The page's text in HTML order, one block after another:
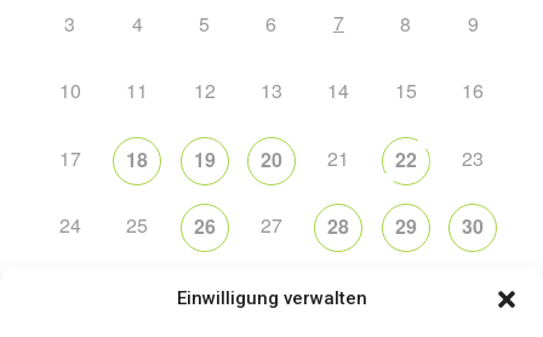
Einwilligung verwalten
3 4 5 6 7 8 9
10 11 12 13 14 15 16
17 18 19 20 21 22 23
24 25 26 27 28 29 30
2 3 4